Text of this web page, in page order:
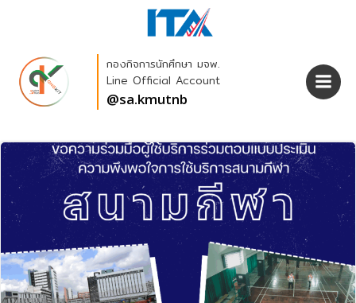
Skip
to
กองกิจการนักศึกษา มจพ.
Line Official Account
@sa.kmutnb